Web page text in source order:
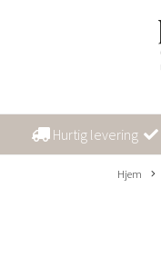
Hurtig levering
Hjem